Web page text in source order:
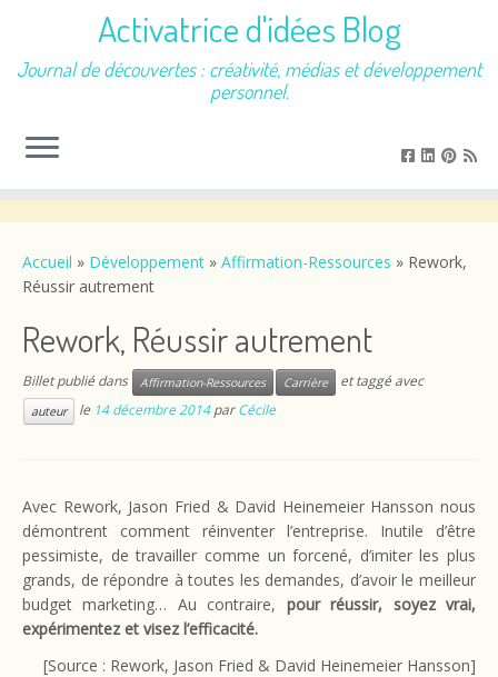
contenu
Activatrice d'idées Blog
Journal de découvertes : créativité, médias et développement
personnel.
Accueil » Développement » Affirmation-Ressources » Rework,
Réussir autrement
Rework, Réussir autrement
Billet publié dans Affirmation-Ressources Carrière et taggé avec
auteur le 14 décembre 2014 parCécile
Avec Rework, Jason Fried & David Heinemeier Hansson nous
démontrent comment réinventer l’entreprise. Inutile d’être
pessimiste, de travailler comme un forcené, d’imiter les plus
grands, de répondre à toutes les demandes, d’avoir le meilleur
budget marketing… Au contraire, pour réussir, soyez vrai,
expérimentez et visez l’efficacité.
[Source : Rework, Jason Fried & David Heinemeier Hansson]